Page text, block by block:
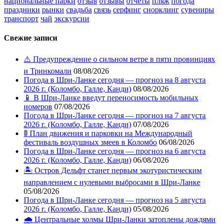
праздники рынки свадьба связь серфинг снорклинг сувениры
транспорт чай экскурсии
Свежие записи
⚠️ Предупреждение о сильном ветре в пяти провинциях
и Тринкомали 08/08/2026
Погода в Шри-Ланке сегодня — прогноз на 8 августа
2026 г. (Коломбо, Галле, Канди) 08/08/2026
📱 В Шри-Ланке введут переносимость мобильных
номеров 07/08/2026
Погода в Шри-Ланке сегодня — прогноз на 7 августа
2026 г. (Коломбо, Галле, Канди) 07/08/2026
🚦 План движения и парковки на Международный
фестиваль воздушных змеев в Коломбо 06/08/2026
Погода в Шри-Ланке сегодня — прогноз на 6 августа
2026 г. (Коломбо, Галле, Канди) 06/08/2026
🏝️ Остров Дельфт станет первым экотуристическим
направлением с нулевыми выбросами в Шри-Ланке
05/08/2026
Погода в Шри-Ланке сегодня — прогноз на 5 августа
2026 г. (Коломбо, Галле, Канди) 05/08/2026
🌧️ Центральные холмы Шри-Ланки затоплены дождями